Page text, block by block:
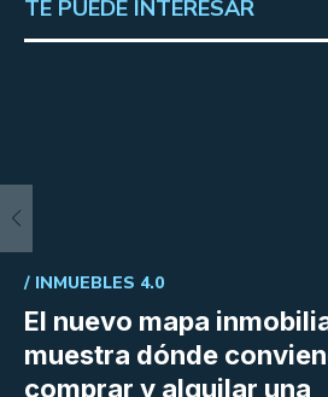
TE PUEDE INTERESAR
El nuevo mapa
muestra dónde
comprar y alquilar una
/ INMUEBLES 4.0